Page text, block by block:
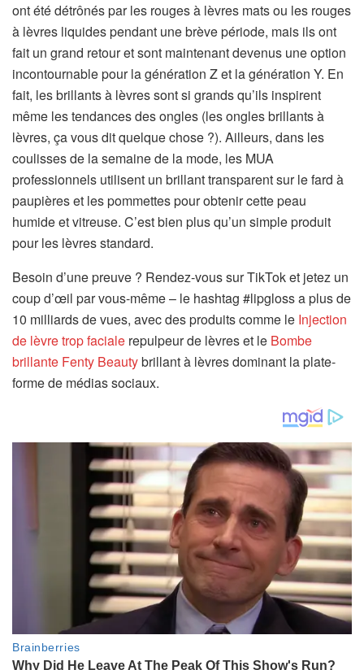
ont été détrônés par les rouges à lèvres mats ou les rouges
à lèvres liquides pendant une brève période, mais ils ont
fait un grand retour et sont maintenant devenus une option
incontournable pour la génération Z et la génération Y. En
fait, les brillants à lèvres sont si grands qu’ils inspirent
même les tendances des ongles (les ongles brillants à
lèvres, ça vous dit quelque chose ?). Ailleurs, dans les
coulisses de la semaine de la mode, les MUA
professionnels utilisent un brillant transparent sur le fard à
paupières et les pommettes pour obtenir cette peau
humide et vitreuse. C’est bien plus qu’un simple produit
pour les lèvres standard.
Besoin d’une preuve ? Rendez-vous sur TikTok et jetez un
coup d’œil par vous-même – le hashtag #lipgloss a plus de
10 milliards de vues, avec des produits comme le Injection
de lèvre trop faciale repulpeur de lèvres et le Bombe
brillante Fenty Beautybrillant à lèvres dominant la plate-
forme de médias sociaux.